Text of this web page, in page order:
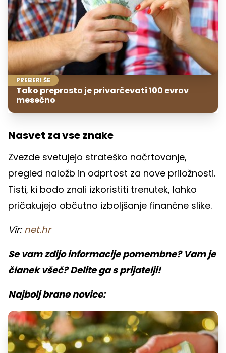
PREBERI ŠE
Tako preprosto je privarčevati 100 evrov
mesečno
Nasvet za vse znake
Zvezde svetujejo strateško načrtovanje,
pregled naložb in odprtost za nove priložnosti.
Tisti, ki bodo znali izkoristiti trenutek, lahko
pričakujejo občutno izboljšanje finančne slike.
Vir: net.hr
Se vam zdijo informacije pomembne? Vam je
članek všeč? Delite ga s prijatelji!
Najbolj brane novice: